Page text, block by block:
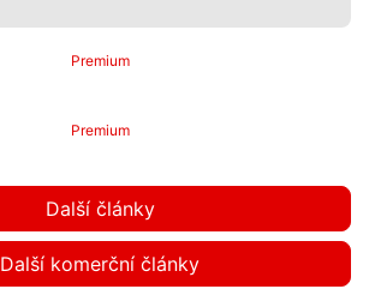
Premium
Premium
Další články
Další komerční články